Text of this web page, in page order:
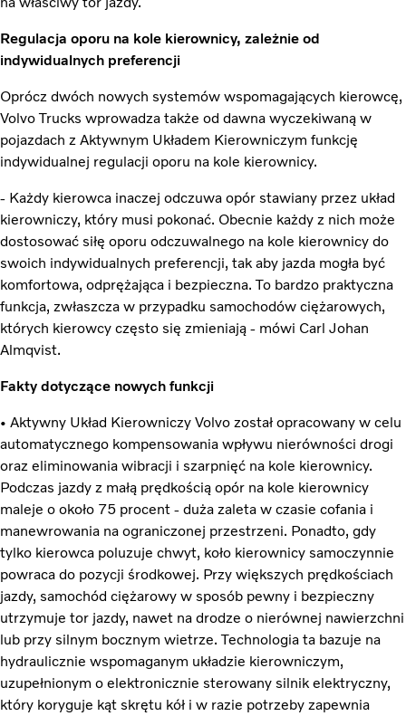
Regulacja oporu na kole kierownicy, zależnie od
indywidualnych preferencji
Oprócz dwóch nowych systemów wspomagających kierowcę,
Volvo Trucks wprowadza także od dawna wyczekiwaną w
pojazdach z Aktywnym Układem Kierowniczym funkcję
indywidualnej regulacji oporu na kole kierownicy.
- Każdy kierowca inaczej odczuwa opór stawiany przez układ
kierowniczy, który musi pokonać. Obecnie każdy z nich może
dostosować siłę oporu odczuwalnego na kole kierownicy do
swoich indywidualnych preferencji, tak aby jazda mogła być
komfortowa, odprężająca i bezpieczna. To bardzo praktyczna
funkcja, zwłaszcza w przypadku samochodów ciężarowych,
których kierowcy często się zmieniają - mówi Carl Johan
Almqvist.
Fakty dotyczące nowych funkcji
• Aktywny Układ Kierowniczy Volvo został opracowany w celu
automatycznego kompensowania wpływu nierówności drogi
oraz eliminowania wibracji i szarpnięć na kole kierownicy.
Podczas jazdy z małą prędkością opór na kole kierownicy
maleje o około 75 procent - duża zaleta w czasie cofania i
manewrowania na ograniczonej przestrzeni. Ponadto, gdy
tylko kierowca poluzuje chwyt, koło kierownicy samoczynnie
powraca do pozycji środkowej. Przy większych prędkościach
jazdy, samochód ciężarowy w sposób pewny i bezpieczny
utrzymuje tor jazdy, nawet na drodze o nierównej nawierzchni
lub przy silnym bocznym wietrze. Technologia ta bazuje na
hydraulicznie wspomaganym układzie kierowniczym,
uzupełnionym o elektronicznie sterowany silnik elektryczny,
który koryguje kąt skrętu kół i w razie potrzeby zapewnia